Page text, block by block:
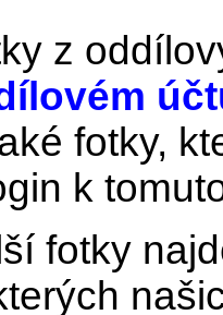
z
fotky,
k
fotky